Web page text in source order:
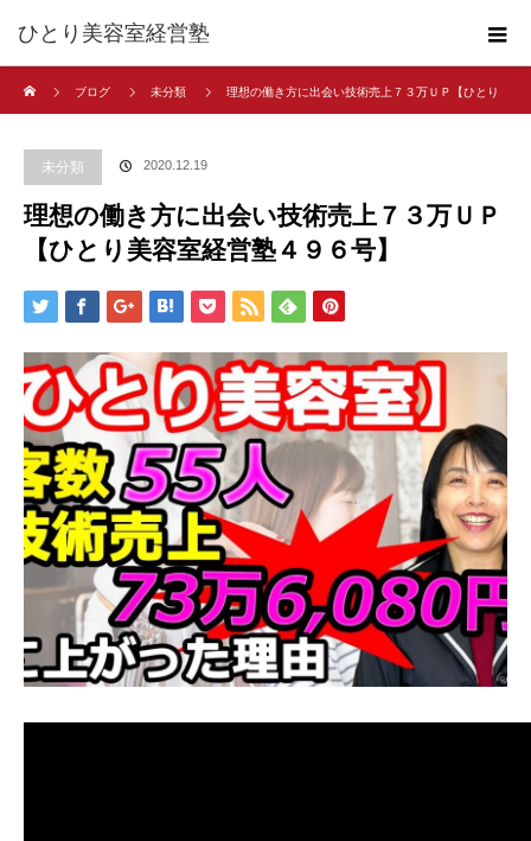
ひとり美容室経営塾
ブログ
未分類 理想の働き方に出会い技術売上７３万ＵＰ【ひとり
未分類 2020.12.19
理想の働き方に出会い技術売上７３万ＵＰ
【ひとり美容室経営塾４９６号】